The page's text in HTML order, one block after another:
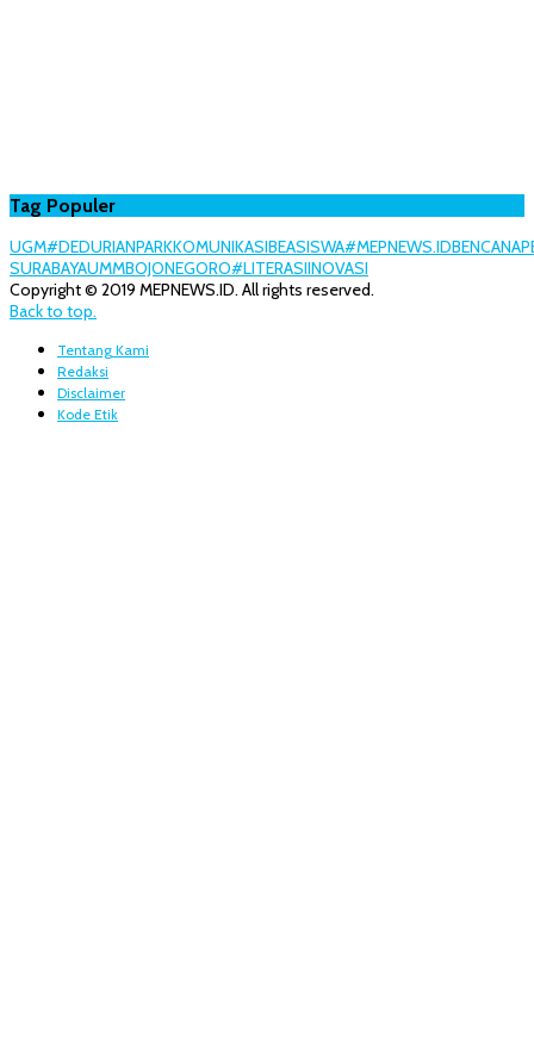
Tag Populer
UGM#DEDURIANPARKKOMUNIKASIBEASISWA#MEPNEWS.IDBENCANA
SURABAYAUMMBOJONEGORO#LITERASIINOVASI
Copyright © 2019 MEPNEWS.ID. All rights reserved.
Back to top.
Tentang Kami
Redaksi
Disclaimer
Kode Etik